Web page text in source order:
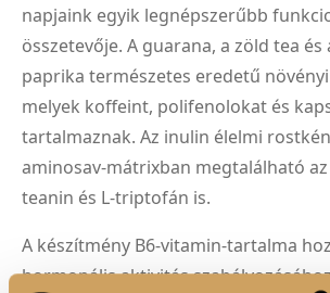
napjaink egyik legnépszerűbb
összetevője. A guarana, a zöld tea és
paprika természetes eredetű
melyek koffeint, polifenolokat és
tartalmaznak. Az inulin élelmi
aminosav-mátrixban megtalálható
teanin és L-triptofán is.
A készítmény B6-vitamin-tartalma
hormonális aktivitás